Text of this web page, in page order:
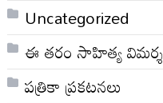
Uncategorized
ఈ తరం సాహిత్య విమర్శ
పత్రికా ప్రకటనలు